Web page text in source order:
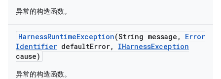
异常的构造函数。
HarnessRuntimeException(String message ,
Error
Identifier defaultError, IHarnessException
cause)
异常的构造函数。